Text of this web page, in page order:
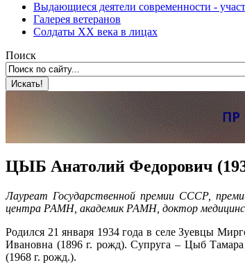
Выдающиеся деятели современности -
Галерея ветеранов
Солдаты XX века в лицах
Поиск
ЦЫБ Анатолий Федорович
Лауреат Государственной премии СССР,
центра РАМН, академик РАМН, доктор
Родился 21 января 1934 года в селе Зуевцы
Ивановна (1896 г. рожд). Супруга – Цыб
(1968 г. рожд.).